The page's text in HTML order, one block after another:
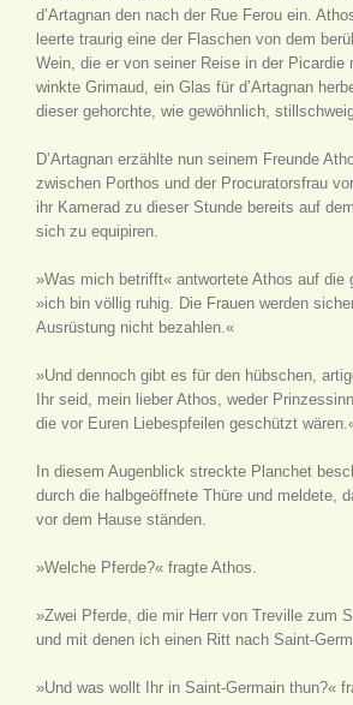
d’Artagnan den nach der Rue Ferou ein.
leerte traurig eine der Flaschen von dem
Wein, die er von seiner Reise in der Picardie
winkte Grimaud, ein Glas für d’Artagnan
dieser gehorchte, wie gewöhnlich,
D’Artagnan erzählte nun seinem Freunde
zwischen Porthos und der Procuratorsfrau
ihr Kamerad zu dieser Stunde bereits auf
sich zu equipiren.
»Was mich betrifft« antwortete Athos auf die
»ich bin völlig ruhig. Die Frauen werden
Ausrüstung nicht bezahlen.«
»Und dennoch gibt es für den hübschen,
Ihr seid, mein lieber Athos, weder
die vor Euren Liebespfeilen geschützt
In diesem Augenblick streckte Planchet
durch die halbgeöffnete Thüre und meldete,
vor dem Hause ständen.
»Welche Pferde?« fragte Athos.
»Zwei Pferde, die mir Herr von Treville zum
und mit denen ich einen Ritt nach Saint-
»Und was wollt Ihr in Saint-Germain thun?«